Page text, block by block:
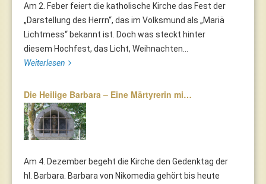
Am 2. Feber feiert die katholische Kirche das Fest der
„Darstellung des Herrn“, das im Volksmund als „Mariä
Lichtmess“ bekannt ist. Doch was steckt hinter
diesem Hochfest, das Licht, Weihnachten...
Weiterlesen
Die Heilige Barbara – Eine Märtyrerin mi…
Am 4. Dezember begeht die Kirche den Gedenktag der
hl. Barbara. Barbara von Nikomedia gehört bis heute